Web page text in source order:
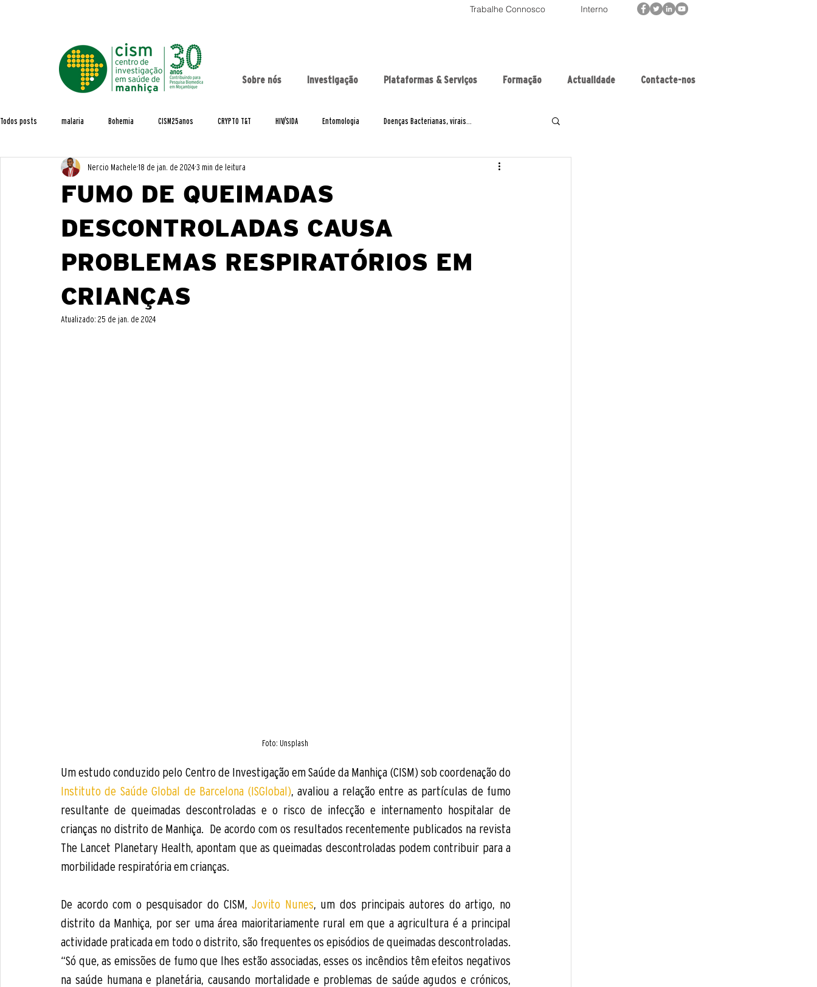
Trabalhe Connosco Interno
Sobre nós Investigação Plataformas & Serviços Formação Actualidade Contacte-nos
Todos posts malaria Bohemia CISM25anos CRYPTO T&T HIV/SIDA Entomologia Doenças Bacterianas, virais...
Estudos de População Formação Acordos e parcerias
Capacity Building CHAMPS Demografia EDCTP Projects Entrevistas Eventos GenMoz
MALTEM MozCovid Multiply Pesquisa Premios
FUMO DE QUEIMADAS
DESCONTROLADAS CAUSA
PROBLEMAS RESPIRATÓRIOS EM
CRIANÇAS
Nercio Machele 18 de jan. de 20243 min de leitura
Atualizado: 25 de jan. de 2024
Foto: Unsplash
Instituto de Saúde Global de Barcelona (ISGlobal), avaliou a relação entre as partículas de fumo
resultante de queimadas descontroladas e o risco de infecção e internamento hospitalar de
crianças no distrito de Manhiça.  De acordo com os resultados recentemente publicados na revista
The Lancet Planetary Health, apontam que as queimadas descontroladas podem contribuir para a
morbilidade respiratória em crianças.
De acordo com o pesquisador do CISM, Jovito Nunes, um dos principais autores do artigo, no
distrito da Manhiça, por ser uma área maioritariamente rural em que a agricultura é a principal
actividade praticada em todo o distrito, são frequentes os episódios de queimadas descontroladas.
“Só que, as emissões de fumo que lhes estão associadas, esses os incêndios têm efeitos negativos
na saúde humana e planetária, causando mortalidade e problemas de saúde agudos e crónicos,